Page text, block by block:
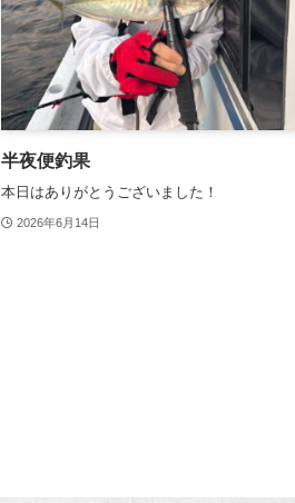
半夜便釣果
本日はありがとうございました！
2026年6月14日